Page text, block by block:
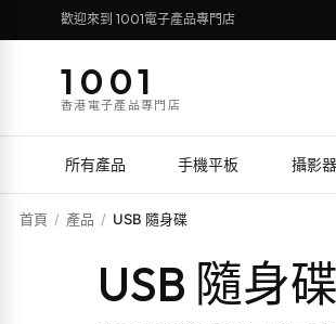
歡迎來到 1001電子產品專門店
1001
香港電子產品專門店
所有產品 手機平板 攝影
首頁 / 產品 / USB 隨身碟
USB 隨身碟